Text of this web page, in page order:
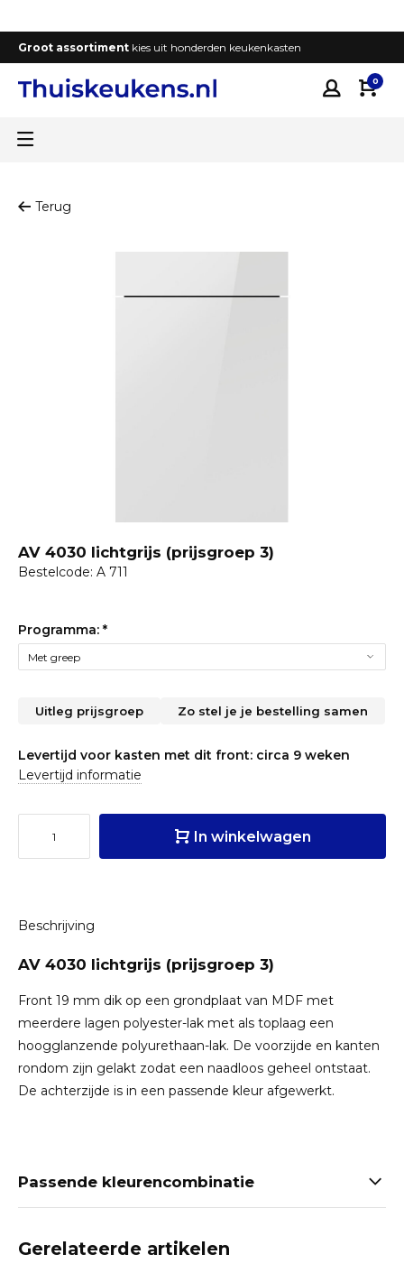
Groot assortiment kies uit honderden keukenkasten
0
Terug
AV 4030 lichtgrijs (prijsgroep 3)
Bestelcode: A 711
Programma: *
Uitleg prijsgroep Zo stel je je bestelling samen
Levertijd voor kasten met dit front: circa 9 weken
Levertijd informatie
In winkelwagen
Beschrijving
AV 4030 lichtgrijs (prijsgroep 3)
Front 19 mm dik op een grondplaat van MDF met
meerdere lagen polyester-lak met als toplaag een
hoogglanzende polyurethaan-lak. De voorzijde en kanten
rondom zijn gelakt zodat een naadloos geheel ontstaat.
De achterzijde is in een passende kleur afgewerkt.
Passende kleurencombinatie
Gerelateerde artikelen